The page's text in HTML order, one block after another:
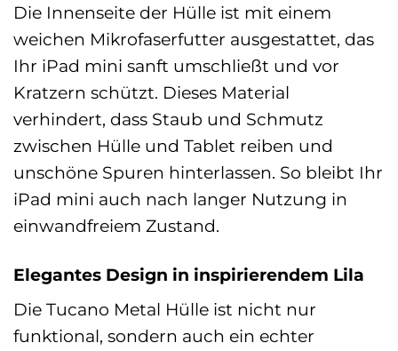
Die Innenseite der Hülle ist mit einem
weichen Mikrofaserfutter ausgestattet, das
Ihr iPad mini sanft umschließt und vor
Kratzern schützt. Dieses Material
verhindert, dass Staub und Schmutz
zwischen Hülle und Tablet reiben und
unschöne Spuren hinterlassen. So bleibt Ihr
iPad mini auch nach langer Nutzung in
einwandfreiem Zustand.
Elegantes Design in inspirierendem Lila
Die Tucano Metal Hülle ist nicht nur
funktional, sondern auch ein echter